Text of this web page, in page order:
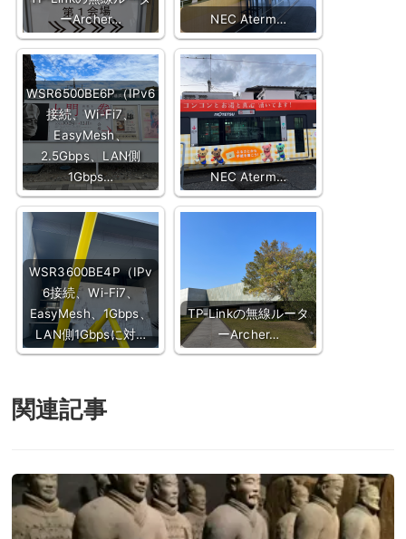
ーArcher…
NEC Aterm…
WSR6500BE6P（IPv6
接続、Wi-Fi7、
EasyMesh、
2.5Gbps、LAN側
1Gbps…
NEC Aterm…
WSR3600BE4P（IPv
6接続、Wi-Fi7、
EasyMesh、1Gbps、
LAN側1Gbpsに対…
TP-Linkの無線ルータ
ーArcher…
関連記事